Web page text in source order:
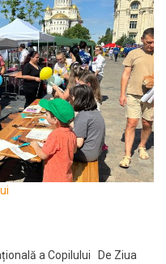
a Copilului De Ziua